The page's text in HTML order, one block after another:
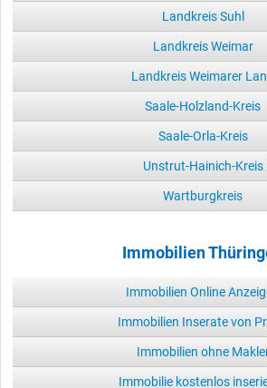
Landkreis Suhl
Landkreis Weimar
Landkreis Weimarer
Saale-Holzland-Kreis
Saale-Orla-Kreis
Unstrut-Hainich-Kreis
Wartburgkreis
Immobilien
Immobilien Online
Immobilien Inserate von
Immobilien ohne
Immobilie kostenlos